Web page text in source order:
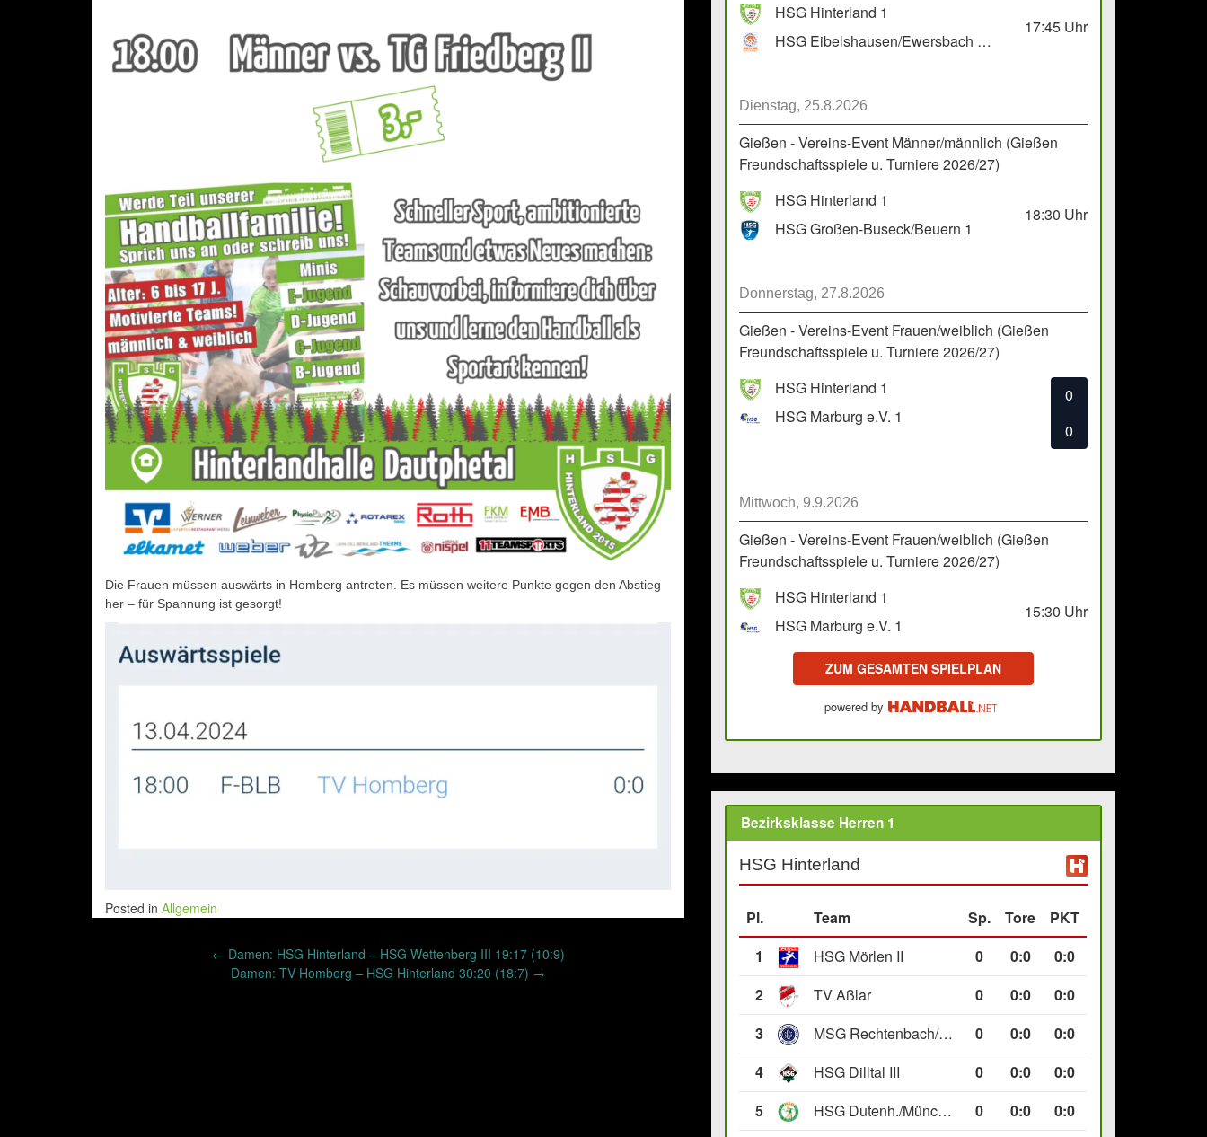
Die Frauen müssen auswärts in Homberg antreten. Es müssen weitere Punkte gegen den Abstieg
her – für Spannung ist gesorgt!
Posted in Allgemein
← Damen: HSG Hinterland – HSG Wettenberg III 19:17 (10:9)
Damen: TV Homberg – HSG Hinterland 30:20 (18:7) →
HSG Hinterland 1
HSG Eibelshausen/Ewersbach GbR 2
17:45Uhr
Dienstag, 25.8.2026
Gießen - Vereins-Event Männer/männlich (Gießen
Freundschaftsspiele u. Turniere 2026/27)
HSG Hinterland 1
HSG Großen-Buseck/Beuern 1
18:30 Uhr
Donnerstag, 27.8.2026
Gießen - Vereins-Event Frauen/weiblich (Gießen
Freundschaftsspiele u. Turniere 2026/27)
HSG Hinterland 1
HSG Marburg e.V. 1
0
0
Mittwoch, 9.9.2026
Gießen - Vereins-Event Frauen/weiblich (Gießen
Freundschaftsspiele u. Turniere 2026/27)
HSG Hinterland 1
HSG Marburg e.V. 1
15:30 Uhr
ZUM GESAMTEN SPIELPLAN
powered by
Bezirksklasse Herren 1
HSG Hinterland
Pl. Team Sp. Tore
PKT
1
HSG Mörlen II 0 0:0
0:0
2
TV Aßlar 0 0:0
0:0
3
MSG Rechtenbach/Wetzlar II 0 0:0
0:0
4
HSG Dilltal III 0 0:0
0:0
5
HSG Dutenh./Münchholzh. IV 0 0:0
0:0